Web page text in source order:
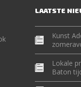
LAATSTE
Kunst
Lokale
Baton